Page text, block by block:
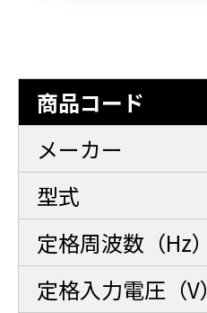
商品コード
メーカー
型式
定格周波数（Hz）
定格入力電圧（V）